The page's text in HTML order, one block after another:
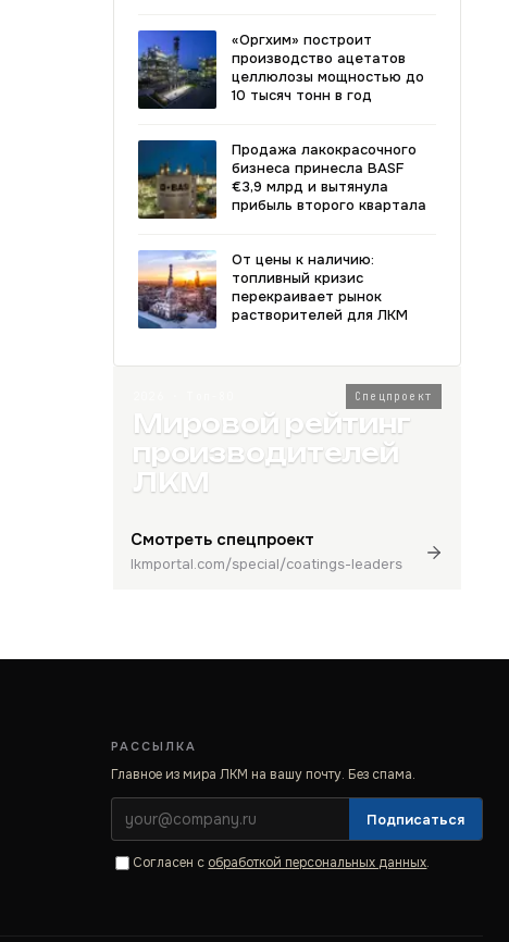
«Оргхим» построит
производство ацетатов
целлюлозы мощностью до
10 тысяч тонн в год
Продажа лакокрасочного
бизнеса принесла BASF
€3,9 млрд и вытянула
прибыль второго квартала
От цены к наличию:
топливный кризис
перекраивает рынок
растворителей для ЛКМ
Спецпроект
Мировой рейтинг
производителей
ЛКМ
Смотреть спецпроект
lkmportal.com/special/coatings-leaders
РАССЫЛКА
Главное из мира ЛКМ на вашу почту. Без спама.
Подписаться
Согласен с обработкой персональных данных.